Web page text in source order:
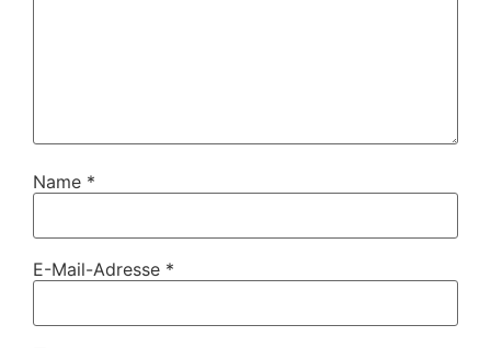
Name *
E-Mail-Adresse *